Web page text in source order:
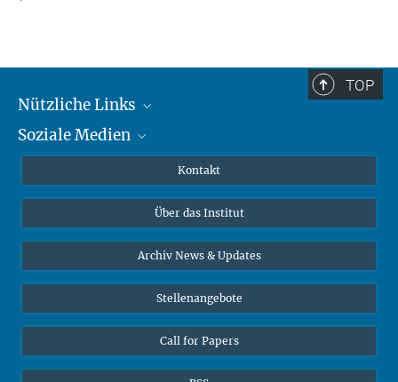
TOP
Nützliche Links
MMG Alumni Corner
Online-Vorträge
Interviews zum Thema "Diversity"
Soziale Medien
Bluesky
Kontakt
Über das Institut
Archiv News & Updates
Stellenangebote
Call for Papers